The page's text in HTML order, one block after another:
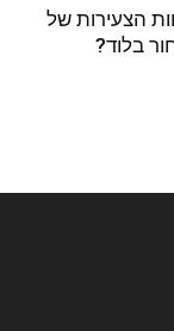
הצעירות של
בלוד?